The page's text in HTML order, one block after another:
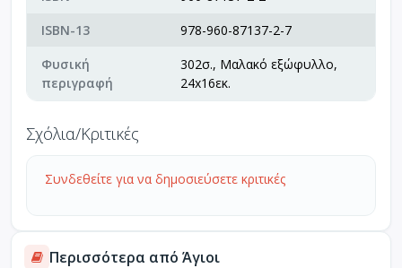
ISBN-13
978-960-87137-2-7
Φυσική
περιγραφή
302σ., Μαλακό εξώφυλλο,
24x16εκ.
Σχόλια/Κριτικές
Συνδεθείτε για να δημοσιεύσετε κριτικές
Περισσότερα από Άγιοι